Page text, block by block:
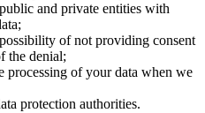
and private entities with
of not providing consent
the denial;
processing of your data when we
protection authorities.